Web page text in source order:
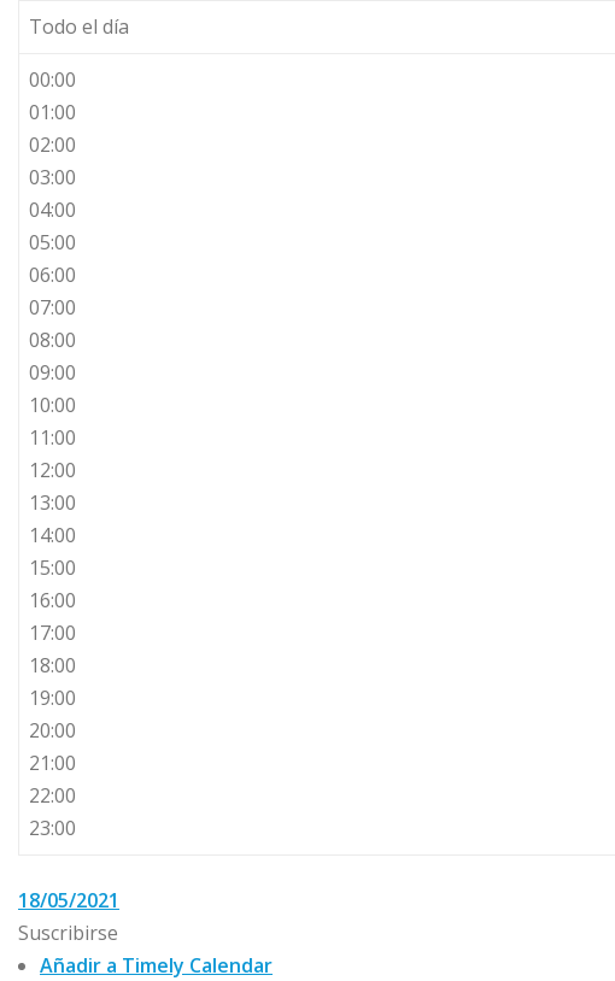
Todo el día
00:00
01:00
02:00
03:00
04:00
05:00
06:00
07:00
08:00
09:00
10:00
11:00
12:00
13:00
14:00
15:00
16:00
17:00
18:00
19:00
20:00
21:00
22:00
23:00
18/05/2021
Suscribirse
Añadir a Timely Calendar